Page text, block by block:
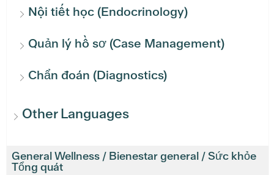
Nội tiết học (Endocrinology)
Quản lý hồ sơ (Case Management)
Chẩn đoán (Diagnostics)
Other Languages
General Wellness / Bienestar general / Sức khỏe
Tổng quát